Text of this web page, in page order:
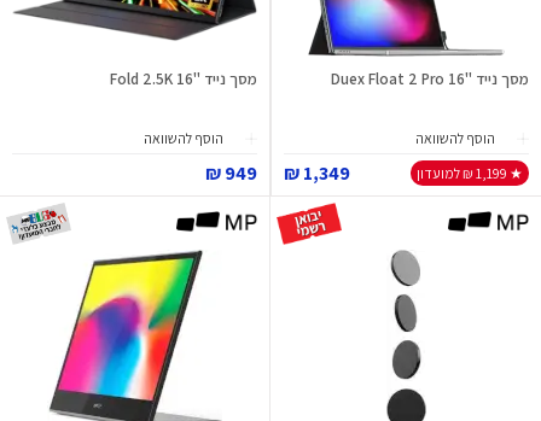
מסך נייד "16 Duex Float 2 Pro
הוסף להשוואה
★ 1,199 ₪ למועדון
1,349 ₪
מסך נייד "16 Fold 2.5K
הוסף להשוואה
949 ₪